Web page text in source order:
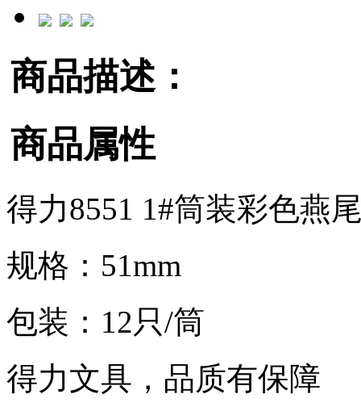
商品描述：
商品属性
得力8551 1#筒装彩色燕
规格：51mm
包装：12只/筒
得力文具，品质有保障